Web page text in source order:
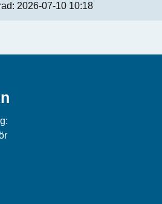
2026-07-10 10:18